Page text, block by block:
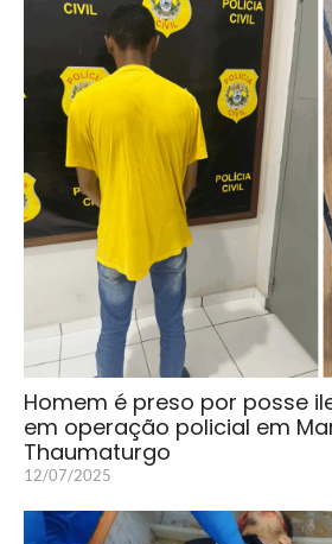
Homem é preso por posse
em operação policial em
Thaumaturgo
12/07/2025